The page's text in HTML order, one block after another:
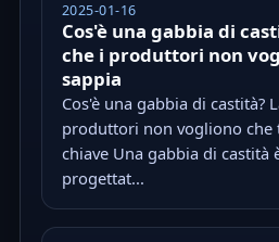
2025-01-16
Cos'è una gabbia di
che i produttori non
sappia
Cos'è una gabbia di castità?
produttori non vogliono che
chiave Una gabbia di castità
progettat...